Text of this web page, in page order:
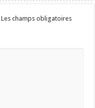
Les champs obligatoires